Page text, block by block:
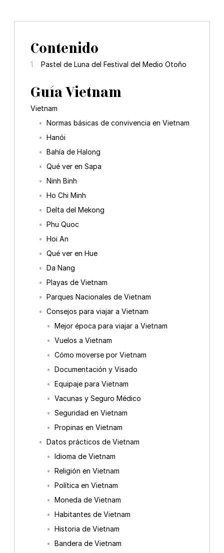
Contenido
Pastel de Luna del Festival del Medio Otoño
Guía Vietnam
Vietnam
Normas básicas de convivencia en Vietnam
Hanói
Bahía de Halong
Qué ver en Sapa
Ninh Binh
Ho Chi Minh
Delta del Mekong
Phu Quoc
Hoi An
Qué ver en Hue
Da Nang
Playas de Vietnam
Parques Nacionales de Vietnam
Consejos para viajar a Vietnam
Mejor época para viajar a Vietnam
Vuelos a Vietnam
Cómo moverse por Vietnam
Documentación y Visado
Equipaje para Vietnam
Vacunas y Seguro Médico
Seguridad en Vietnam
Propinas en Vietnam
Datos prácticos de Vietnam
Idioma de Vietnam
Religión en Vietnam
Política en Vietnam
Moneda de Vietnam
Habitantes de Vietnam
Historia de Vietnam
Bandera de Vietnam